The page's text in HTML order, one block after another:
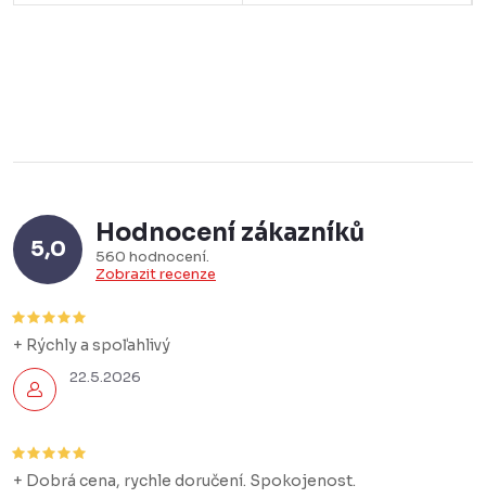
5,0
Hodnocení zákazníků
560 hodnocení
Zobrazit recenze
22.5.2026
+ Rýchly a spoľahlivý
+ Dobrá cena, rychle doručení. Spokojenost.